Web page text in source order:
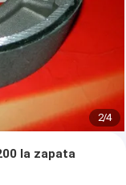
2/4
la zapata